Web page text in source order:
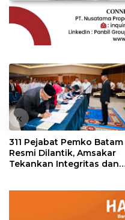
«
311 Pejabat Pemko Batam
Resmi Dilantik, Amsakar
Tekankan Integritas dan